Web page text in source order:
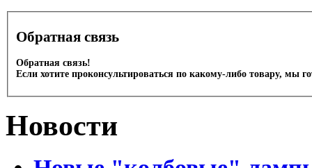
Обратная связь
Обратная связь!
Если хотите проконсультироваться по какому-либо товару, мы
Новости